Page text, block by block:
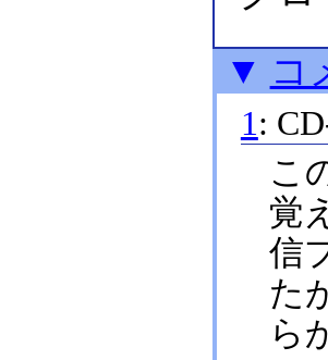
▼ コ
1:
こ
覚
信
た
ら